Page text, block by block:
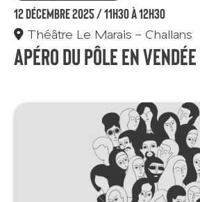
12 décembre 2025 /11h30 à 12h30
Théâtre Le Marais - Challans
Apéro du Pôle en Vendée